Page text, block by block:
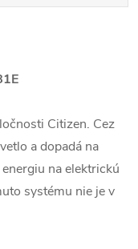
Citizen. Cez
a dopadá na
na elektrickú
systému nie je v